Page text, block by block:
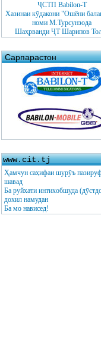
ҶСТП Babilon-T
Хазинаи кӯдакони "Ошёни
номи М.Турсунзода
Шаҳрванди ҶТ Шарипов
Сарпарастон
www.cit.tj
Ҳамчун саҳифаи шурӯъ
шавад
Ба руйхати интихобшуда
дохил намудан
Ба мо нависед!